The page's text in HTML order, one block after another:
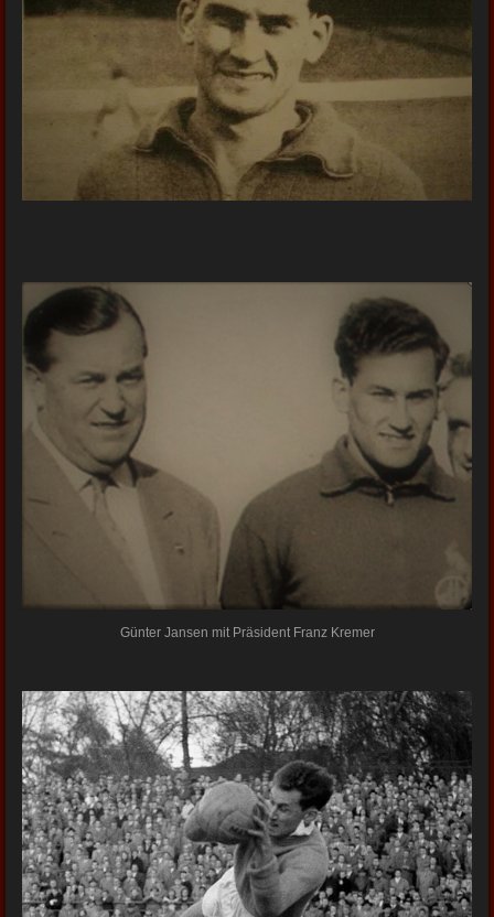
Günter Jansen mit Präsident Franz Kremer